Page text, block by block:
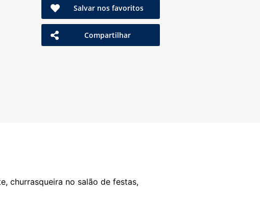
Salvar nos favoritos
Compartilhar
churrasqueira no salão de festas,